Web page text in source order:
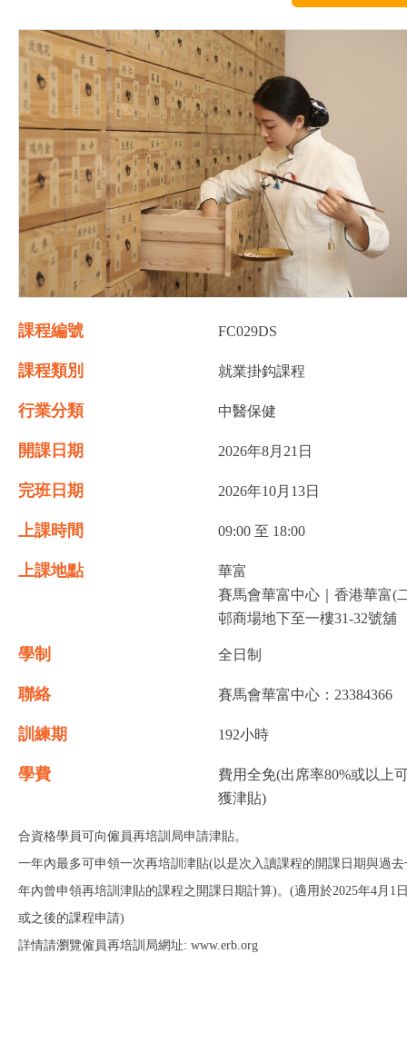
課程編號 FC029DS
課程類別 就業掛鈎課程
行業分類 中醫保健
開課日期 2026年8月21日
完班日期 2026年10月13日
上課時間 09:00 至 18:00
上課地點
華富
賽馬會華富中心｜香港華富(
邨商場地下至一樓31-32號舖
學制 全日制
聯絡 賽馬會華富中心：23384366
訓練期 192小時
學費
費用全免(出席率80%或以上
獲津貼)
合資格學員可向僱員再培訓局申請津貼。
一年內最多可申領一次再培訓津貼(以是次入讀課程的開課日期與過去
年內曾申領再培訓津貼的課程之開課日期計算)。(適用於2025年4月1
或之後的課程申請)
詳情請瀏覽僱員再培訓局網址: www.erb.org